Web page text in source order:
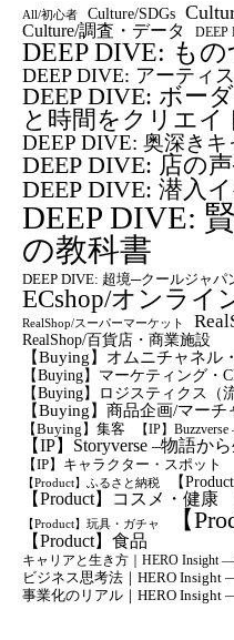
All/初心者 Culture/SDGs
Culture/調査・データ DEEP
DEEP DIVE: も
DEEP DIVE: アーティ
DEEP DIVE: ボー
と時間をクリエイ
DEEP DIVE: 奥深き
DEEP DIVE: 店の
DEEP DIVE: 潜入
DEEP DIVE:
の教科書
DEEP DIVE: 超境─クールジャパ
ECshop/オンライ
RealShop/スーパーマーケット
RealShop/百貨店・商業施設
【Buying】オムニチャネル
【Buying】マーケティング・
【buying】ロジスティクス（
【Buying】商品企画/マー
【Buying】集客 【IP】
【IP】Storyverse –物語か
【IP】キャラクター・スポット
【Product】ふるさと納税 【
【Product】コスメ・健康
【Product】玩具・ガチャ 【
【Product】食品
キャリアと生き方｜HERO Insight
ビジネス思考法｜HERO Insight
事業化のリアル｜HERO Insight